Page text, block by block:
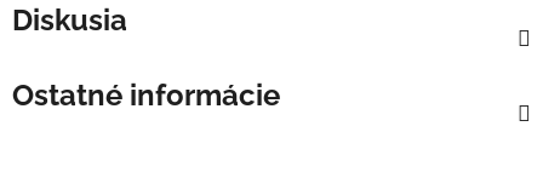
Diskusia
Ostatné informácie